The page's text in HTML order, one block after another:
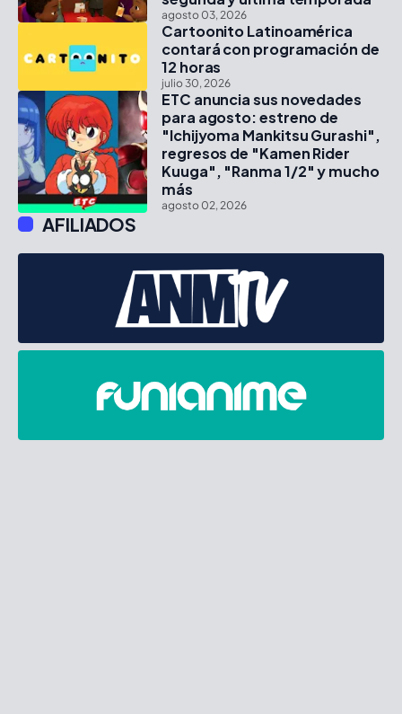
agosto 03, 2026
Cartoonito Latinoamérica
contará con programación de
12 horas
julio 30, 2026
ETC anuncia sus novedades
para agosto: estreno de
"Ichijyoma Mankitsu Gurashi",
regresos de "Kamen Rider
Kuuga", "Ranma 1/2" y mucho
más
agosto 02, 2026
AFILIADOS